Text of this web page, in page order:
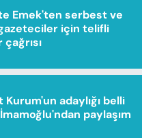
Emek'ten serbest ve
için telifli
Kurum'un adaylığı belli
paylaşım